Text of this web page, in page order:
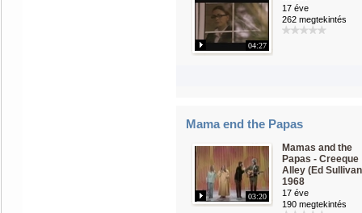
04:27
17 éve
262 megtekintés
Mama end the Papas
03:20
Mamas and the
Papas - Creeque
Alley (Ed
1968
17 éve
190 megtekintés